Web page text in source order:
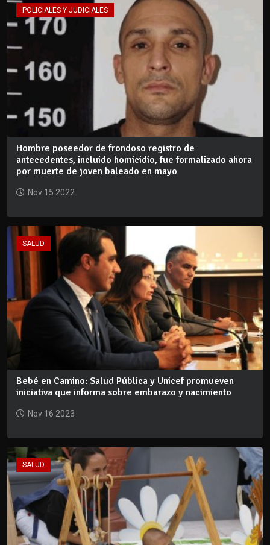
POLICIALES Y JUDICIALES
Hombre poseedor de frondoso registro de
antecedentes, incluido homicidio, fue formalizado ahora
por muerte de joven baleado en mayo
Nov 15 2022
SALUD
Bebé en Camino: Salud Pública y Unicef promueven
iniciativa que informa sobre embarazo y nacimiento
Nov 16 2023
SALUD